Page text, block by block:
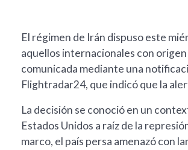
El régimen de Irán dispuso este
aquellos internacionales con
comunicada mediante una
Flightradar24, que indicó que la
La decisión se conoció en un
Estados Unidos a raíz de la
marco, el país persa amenazó con